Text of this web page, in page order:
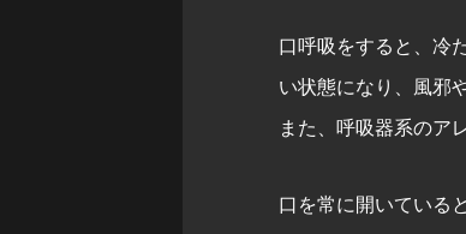
口呼吸をすると、冷
い状態になり、風邪
また、呼吸器系のア
口を常に開いている